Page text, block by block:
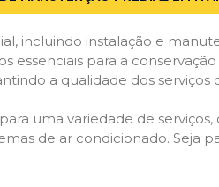
incluindo instalação e
para a
a qualidade dos serviços
uma variedade de
de ar condicionado. Seja